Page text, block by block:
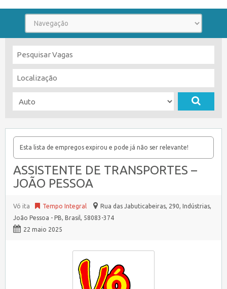
Esta lista de empregos expirou e pode já não ser relevante!
ASSISTENTE DE TRANSPORTES –
JOÃO PESSOA
Vó ita Tempo Integral
Rua das Jabuticabeiras, 290, Indústrias,
João Pessoa - PB, Brasil, 58083-374
22 maio 2025